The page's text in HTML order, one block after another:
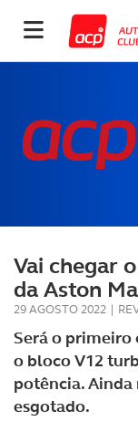
Vai chegar
da Aston
29 AGOSTO 2022 |
Será o primeiro
o bloco V12
potência.
esgotado.